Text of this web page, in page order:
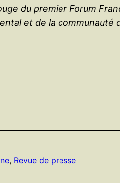
du premier Forum
et de la communauté
, Revue de presse